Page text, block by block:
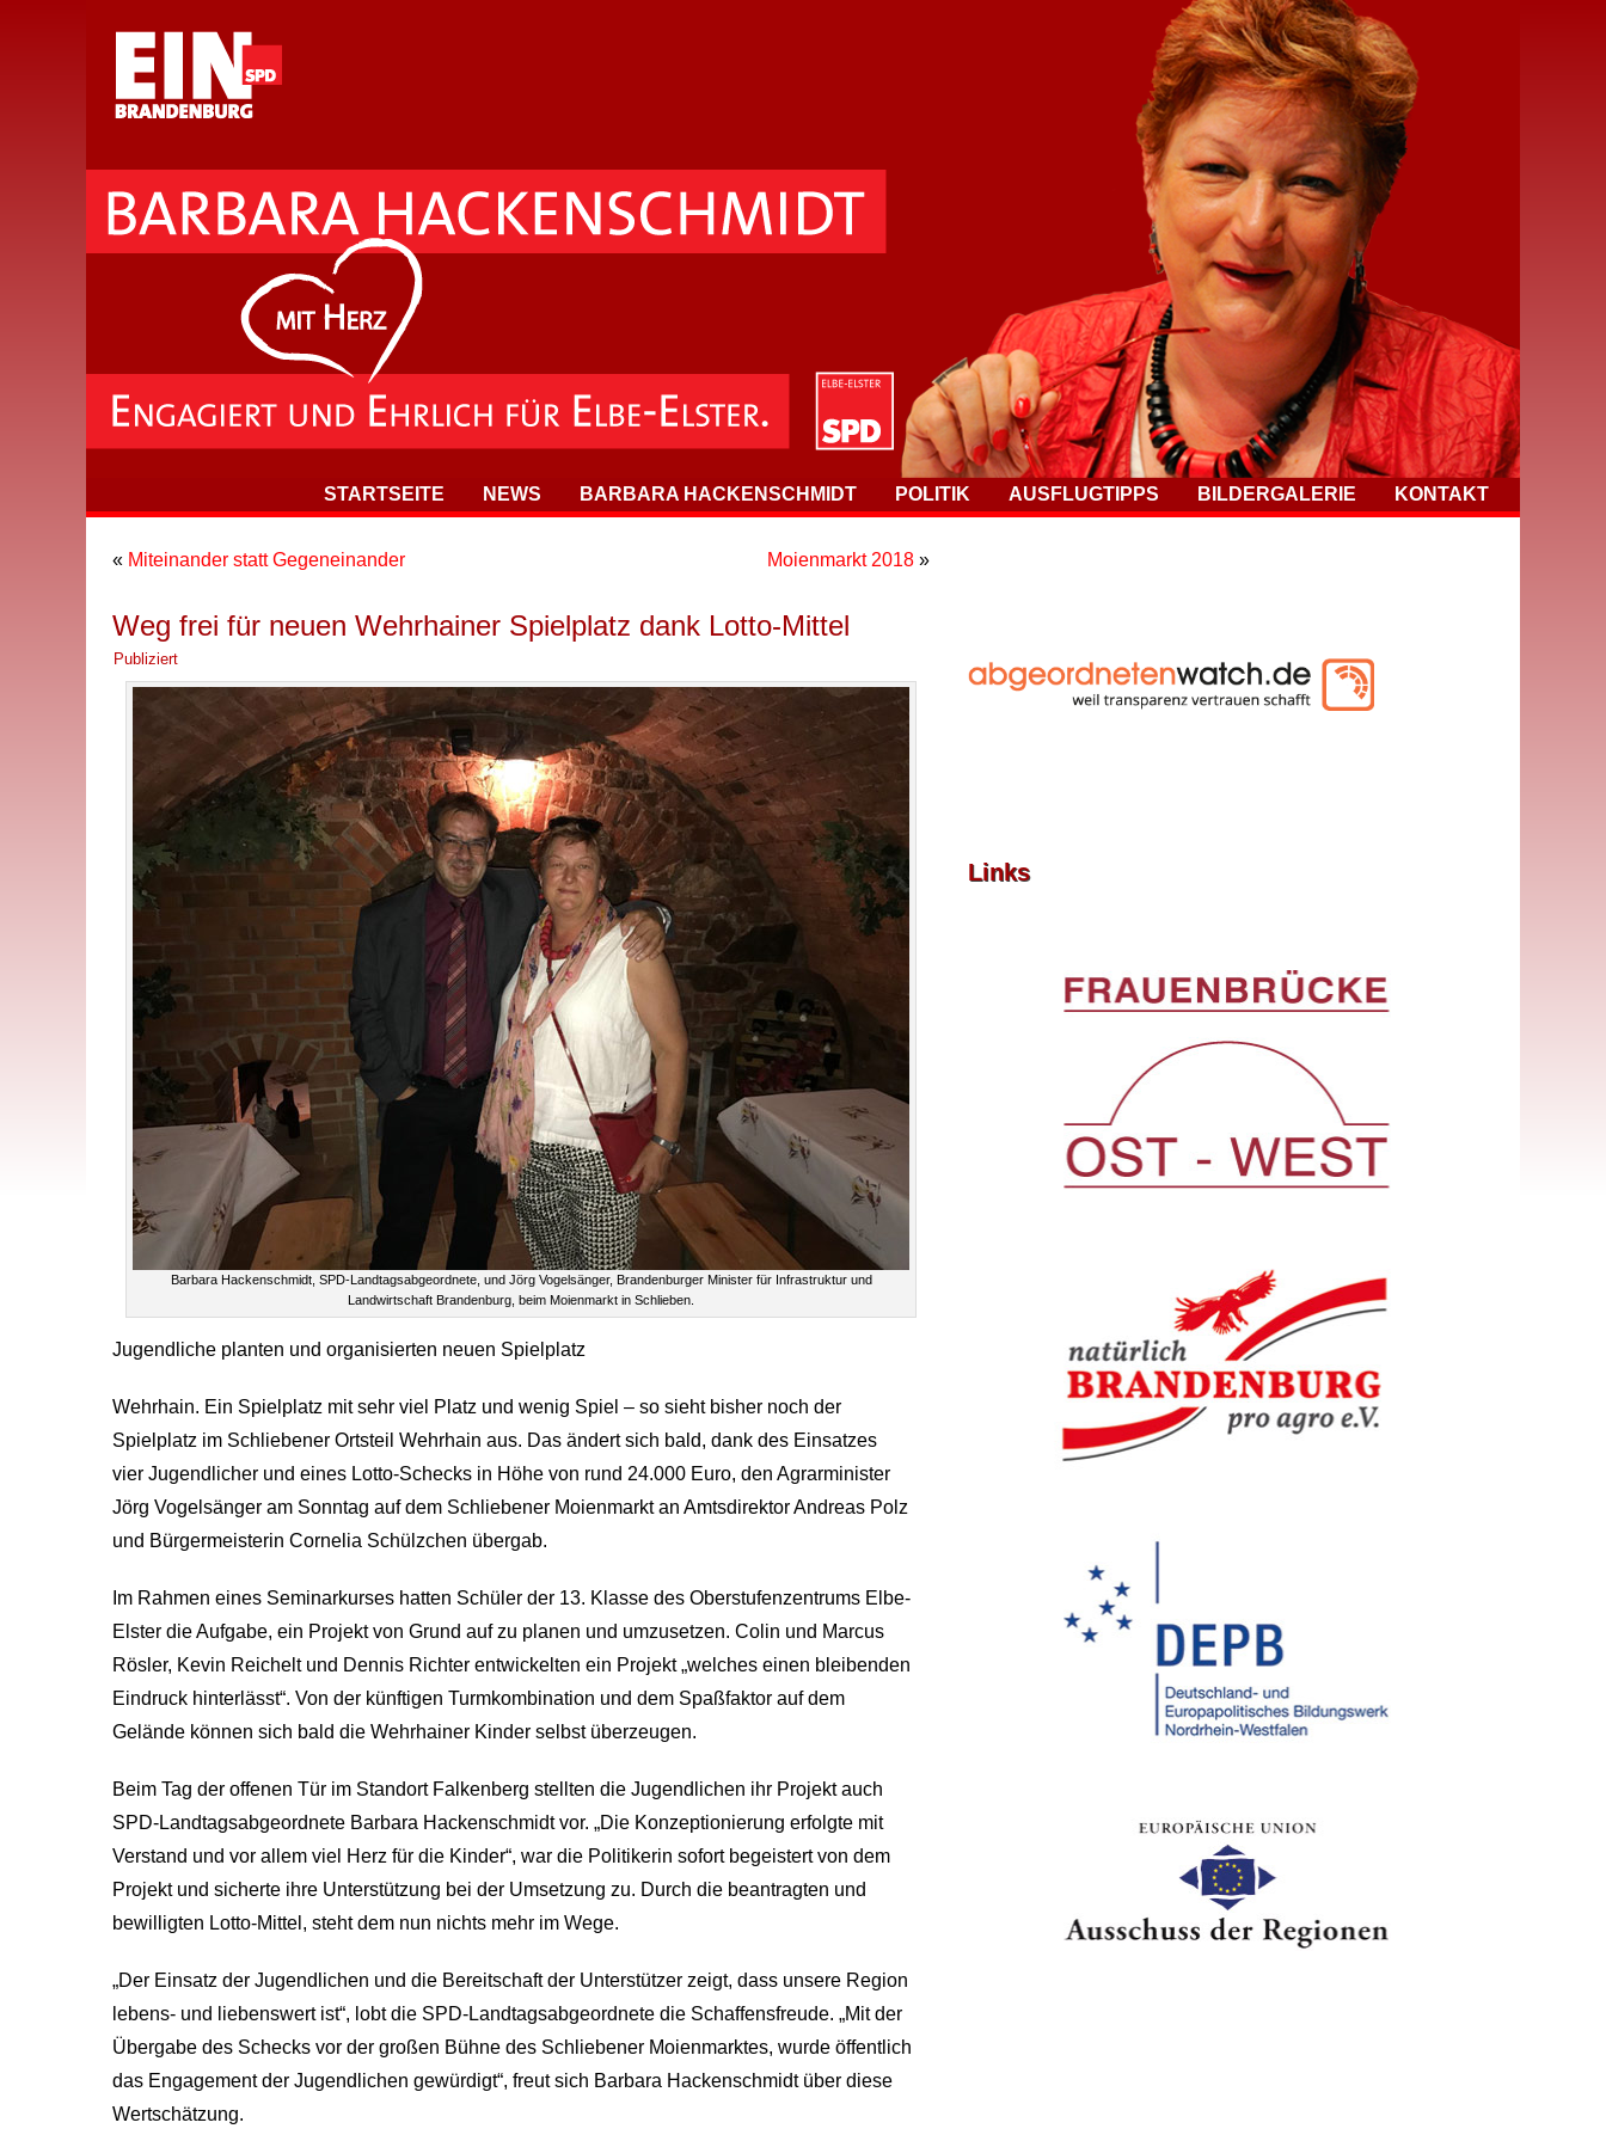
STARTSEITE NEWS BARBARA HACKENSCHMIDT POLITIK AUSFLUGTIPPS BILDERGALERIE KONTAKT
« Miteinander statt Gegeneinander Moienmarkt 2018 »
Weg frei für neuen Wehrhainer Spielplatz dank Lotto-Mittel
Publiziert
Barbara Hackenschmidt, SPD-Landtagsabgeordnete, und Jörg Vogelsänger, Brandenburger Minister für Infrastruktur und
Landwirtschaft Brandenburg, beim Moienmarkt in Schlieben.
Jugendliche planten und organisierten neuen Spielplatz
Wehrhain. Ein Spielplatz mit sehr viel Platz und wenig Spiel – so sieht bisher noch der
Spielplatz im Schliebener Ortsteil Wehrhain aus. Das ändert sich bald, dank des Einsatzes
vier Jugendlicher und eines Lotto-Schecks in Höhe von rund 24.000 Euro, den Agrarminister
Jörg Vogelsänger am Sonntag auf dem Schliebener Moienmarkt an Amtsdirektor Andreas Polz
und Bürgermeisterin Cornelia Schülzchen übergab.
Im Rahmen eines Seminarkurses hatten Schüler der 13. Klasse des Oberstufenzentrums Elbe-
Elster die Aufgabe, ein Projekt von Grund auf zu planen und umzusetzen. Colin und Marcus
Rösler, Kevin Reichelt und Dennis Richter entwickelten ein Projekt „welches einen bleibenden
Eindruck hinterlässt“. Von der künftigen Turmkombination und dem Spaßfaktor auf dem
Gelände können sich bald die Wehrhainer Kinder selbst überzeugen.
Beim Tag der offenen Tür im Standort Falkenberg stellten die Jugendlichen ihr Projekt auch
SPD-Landtagsabgeordnete Barbara Hackenschmidt vor. „Die Konzeptionierung erfolgte mit
Verstand und vor allem viel Herz für die Kinder“, war die Politikerin sofort begeistert von dem
Projekt und sicherte ihre Unterstützung bei der Umsetzung zu. Durch die beantragten und
bewilligten Lotto-Mittel, steht dem nun nichts mehr im Wege.
„Der Einsatz der Jugendlichen und die Bereitschaft der Unterstützer zeigt, dass unsere Region
lebens- und liebenswert ist“, lobt die SPD-Landtagsabgeordnete die Schaffensfreude. „Mit der
Übergabe des Schecks vor der großen Bühne des Schliebener Moienmarktes, wurde öffentlich
das Engagement der Jugendlichen gewürdigt“, freut sich Barbara Hackenschmidt über diese
Wertschätzung.
Links